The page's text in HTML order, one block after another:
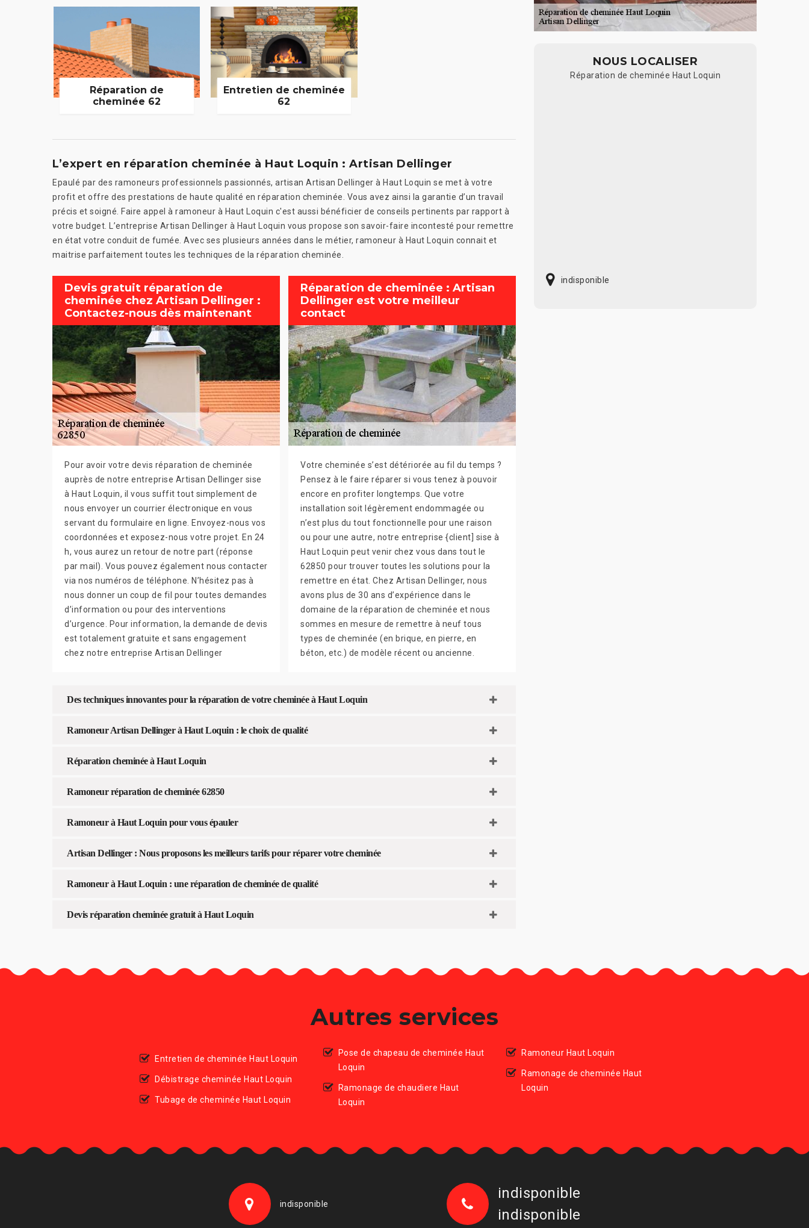
Réparation de
cheminée 62
Entretien de cheminée
62
L’expert en réparation cheminée à Haut Loquin : Artisan Dellinger
Epaulé par des ramoneurs professionnels passionnés, artisan Artisan Dellinger à Haut Loquin se met à votre
profit et offre des prestations de haute qualité en réparation cheminée. Vous avez ainsi la garantie d’un travail
précis et soigné. Faire appel à ramoneur à Haut Loquin c'est aussi bénéficier de conseils pertinents par rapport à
votre budget. L’entreprise Artisan Dellinger à Haut Loquin vous propose son savoir-faire incontesté pour remettre
en état votre conduit de fumée. Avec ses plusieurs années dans le métier, ramoneur à Haut Loquin connait et
maitrise parfaitement toutes les techniques de la réparation cheminée.
Devis gratuit réparation de
cheminée chez Artisan Dellinger :
Contactez-nous dès maintenant
Pour avoir votre devis réparation de cheminée
auprès de notre entreprise Artisan Dellinger sise
à Haut Loquin, il vous suffit tout simplement de
nous envoyer un courrier électronique en vous
servant du formulaire en ligne. Envoyez-nous vos
coordonnées et exposez-nous votre projet. En 24
h, vous aurez un retour de notre part (réponse
par mail). Vous pouvez également nous contacter
via nos numéros de téléphone. N’hésitez pas à
nous donner un coup de fil pour toutes demandes
d’information ou pour des interventions
d’urgence. Pour information, la demande de devis
est totalement gratuite et sans engagement
chez notre entreprise Artisan Dellinger
Réparation de cheminée : Artisan
Dellinger est votre meilleur
contact
Votre cheminée s’est détériorée au fil du temps ?
Pensez à le faire réparer si vous tenez à pouvoir
encore en profiter longtemps. Que votre
installation soit légèrement endommagée ou
n’est plus du tout fonctionnelle pour une raison
ou pour une autre, notre entreprise {client] sise à
Haut Loquin peut venir chez vous dans tout le
62850 pour trouver toutes les solutions pour la
remettre en état. Chez Artisan Dellinger, nous
avons plus de 30 ans d’expérience dans le
domaine de la réparation de cheminée et nous
sommes en mesure de remettre à neuf tous
types de cheminée (en brique, en pierre, en
béton, etc.) de modèle récent ou ancienne.
Des techniques innovantes pour la réparation de votre cheminée à Haut Loquin
Ramoneur Artisan Dellinger à Haut Loquin : le choix de qualité
Réparation cheminée à Haut Loquin
Ramoneur réparation de cheminée 62850
Ramoneur à Haut Loquin pour vous épauler
Artisan Dellinger : Nous proposons les meilleurs tarifs pour réparer votre cheminée
Ramoneur à Haut Loquin : une réparation de cheminée de qualité
Devis réparation cheminée gratuit à Haut Loquin
NOUS LOCALISER
Réparation de cheminée Haut Loquin
indisponible
Autres services
Entretien de cheminée Haut Loquin
Débistrage cheminée Haut Loquin
Tubage de cheminée Haut Loquin
Pose de chapeau de cheminée Haut
Loquin
Ramonage de chaudiere Haut
Loquin
Ramoneur Haut Loquin
Ramonage de cheminée Haut
Loquin
indisponible
indisponible
indisponible